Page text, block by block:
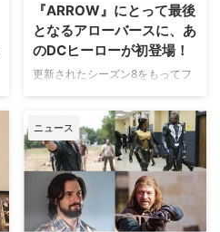
より配信 スペイン版『ゴシップ
ガール…
『ARROW』にとって最後
となるアローバースに、あ
のDCヒーローが初登場！
更新されたシーズン8をもってフ
CWの人気ドラマ『ARROW／ア
ロー』にとって、最後となるDC
スーパーヒーローが集結するエピ
ソード"アローバース"に、あのキ
ャラクターが初登場することが明
らかになった。米Deadlineが報
じている。 毎年CWで放送される
ニュース